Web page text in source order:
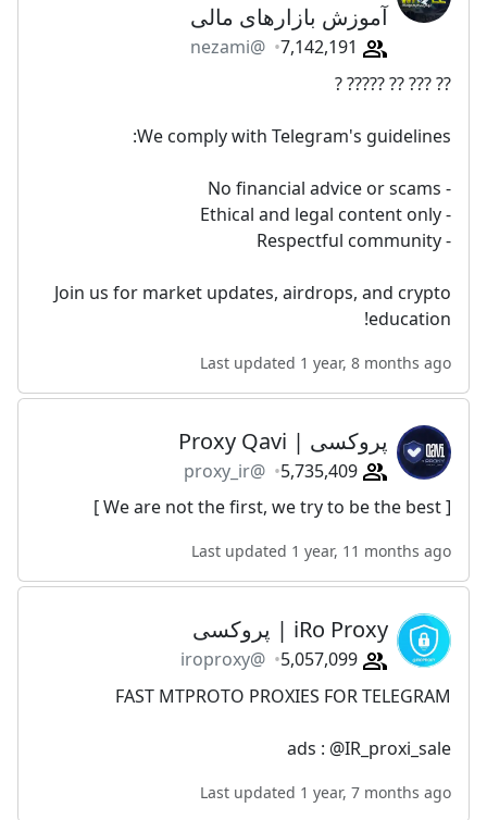
آموزش بازارهای مالی
@nezami
?? ??? ?? ????? ?
We comply with Telegram's guidelines:
- No financial advice or scams
- Ethical and legal content only
- Respectful community
Join us for market updates, airdrops, and crypto
education!
Last updated 1 year, 8 months ago
پروکسی | Proxy Qavi
@proxy_ir
[ We are not the first, we try to be the best ]
Last updated 1 year, 11 months ago
iRo Proxy | پروکسی
@iroproxy
FAST MTPROTO PROXIES FOR TELEGRAM
ads : @IR_proxi_sale
Last updated 1 year, 7 months ago